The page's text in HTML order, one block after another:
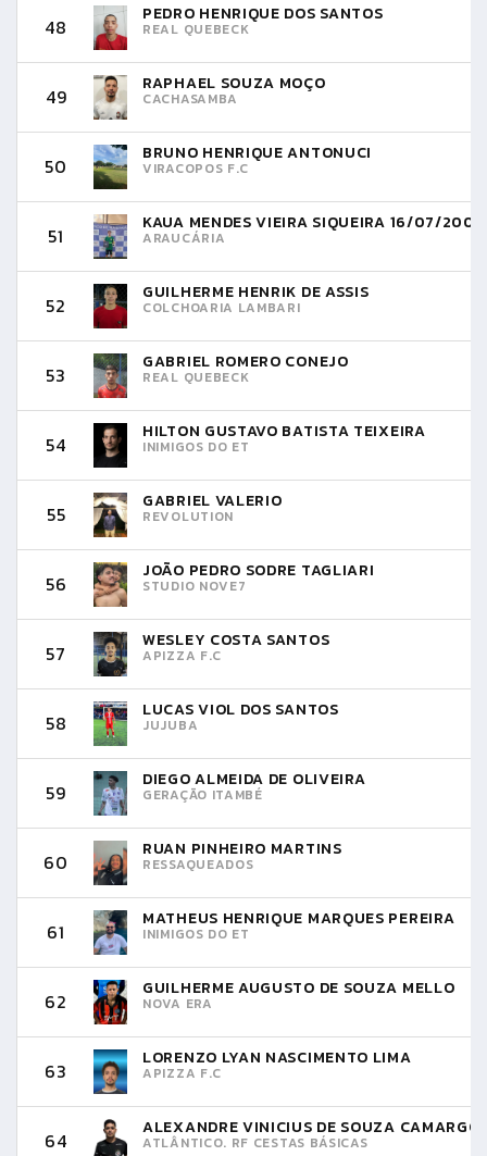
48
PEDRO HENRIQUE DOS SANTOS
REAL QUEBECK
49
RAPHAEL SOUZA MOÇO
CACHASAMBA
50
BRUNO HENRIQUE ANTONUCI
VIRACOPOS F.C
51
KAUA MENDES VIEIRA SIQUEIRA 16/07/2007
ARAUCÁRIA
52
GUILHERME HENRIK DE ASSIS
COLCHOARIA LAMBARI
53
GABRIEL ROMERO CONEJO
REAL QUEBECK
54
HILTON GUSTAVO BATISTA TEIXEIRA
INIMIGOS DO ET
55
GABRIEL VALERIO
REVOLUTION
56
JOÃO PEDRO SODRE TAGLIARI
STUDIO NOVE7
57
WESLEY COSTA SANTOS
APIZZA F.C
58
LUCAS VIOL DOS SANTOS
JUJUBA
59
DIEGO ALMEIDA DE OLIVEIRA
GERAÇÃO ITAMBÉ
60
RUAN PINHEIRO MARTINS
RESSAQUEADOS
61
MATHEUS HENRIQUE MARQUES PEREIRA
INIMIGOS DO ET
62
GUILHERME AUGUSTO DE SOUZA MELLO
NOVA ERA
63
LORENZO LYAN NASCIMENTO LIMA
APIZZA F.C
64
ALEXANDRE VINICIUS DE SOUZA CAMARGO
ATLÂNTICO. RF CESTAS BÁSICAS